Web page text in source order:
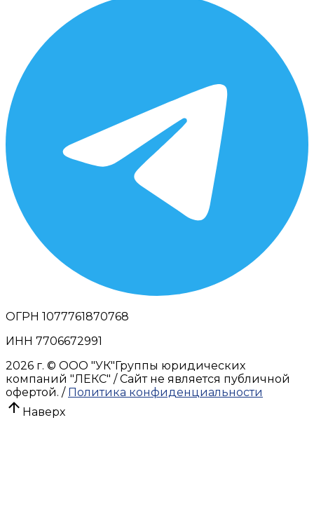
ОГРН 1077761870768
ИНН 7706672991
2026 г. © OOO "УК"Группы юридических
компаний "ЛЕКС" / Сайт не является публичной
офертой. / Политика конфиденциальности
Наверх